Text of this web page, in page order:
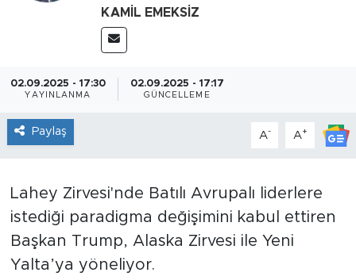
KAMIL EMEKSIZ
02.09.2025 - 17:30
YAYINLANMA
02.09.2025 - 17:17
GÜNCELLEME
Paylaş A- A+
Lahey Zirvesi'nde Batılı Avrupalı liderlere
istediği paradigma değişimini kabul ettiren
Başkan Trump, Alaska Zirvesi ile Yeni
Yalta’ya yöneliyor.
Eskişehirspor
Tarihçe
Resmi İlanlar
Söyleşi
Süper Lig Puan Durumu ve Fikstür